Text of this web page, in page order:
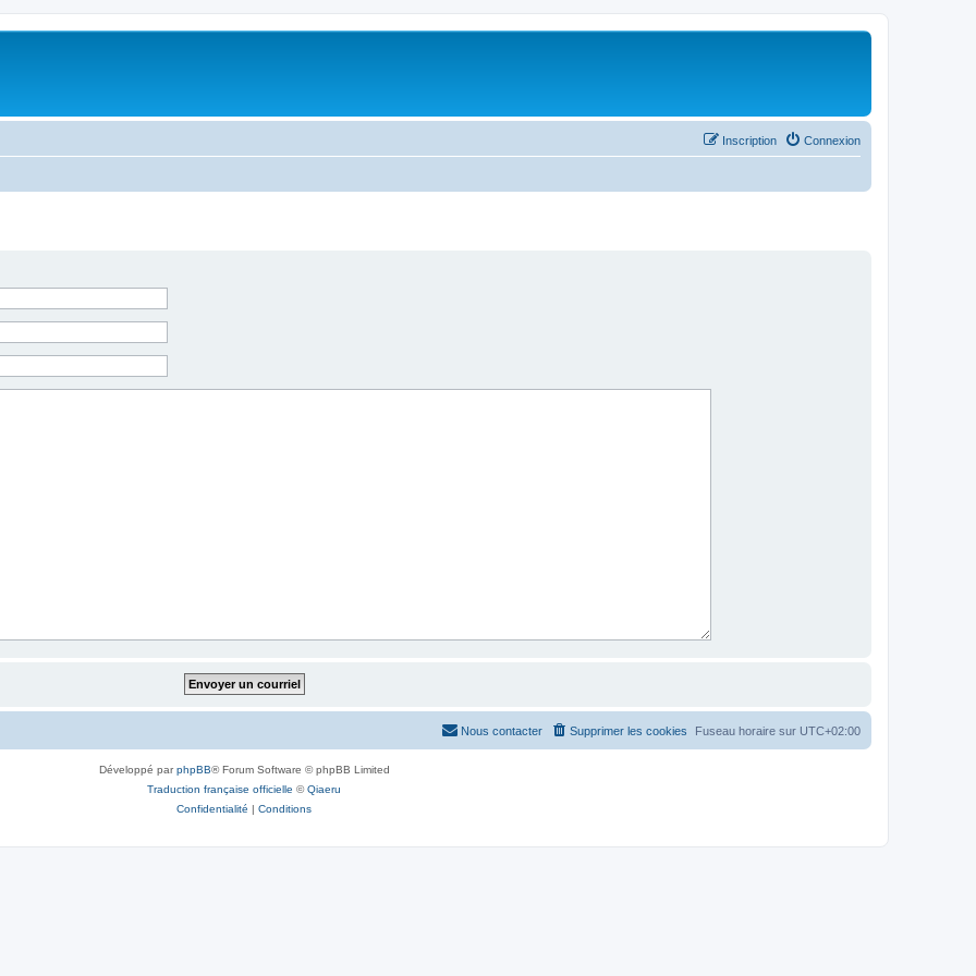
Connexion
Inscription
Fuseau horaire sur UTC+02:00
Supprimer les cookies
Nous contacter
Développé parphpBB® Forum Software © phpBB Limited
Traduction française officielle ©Qiaeru
Confidentialité | Conditions